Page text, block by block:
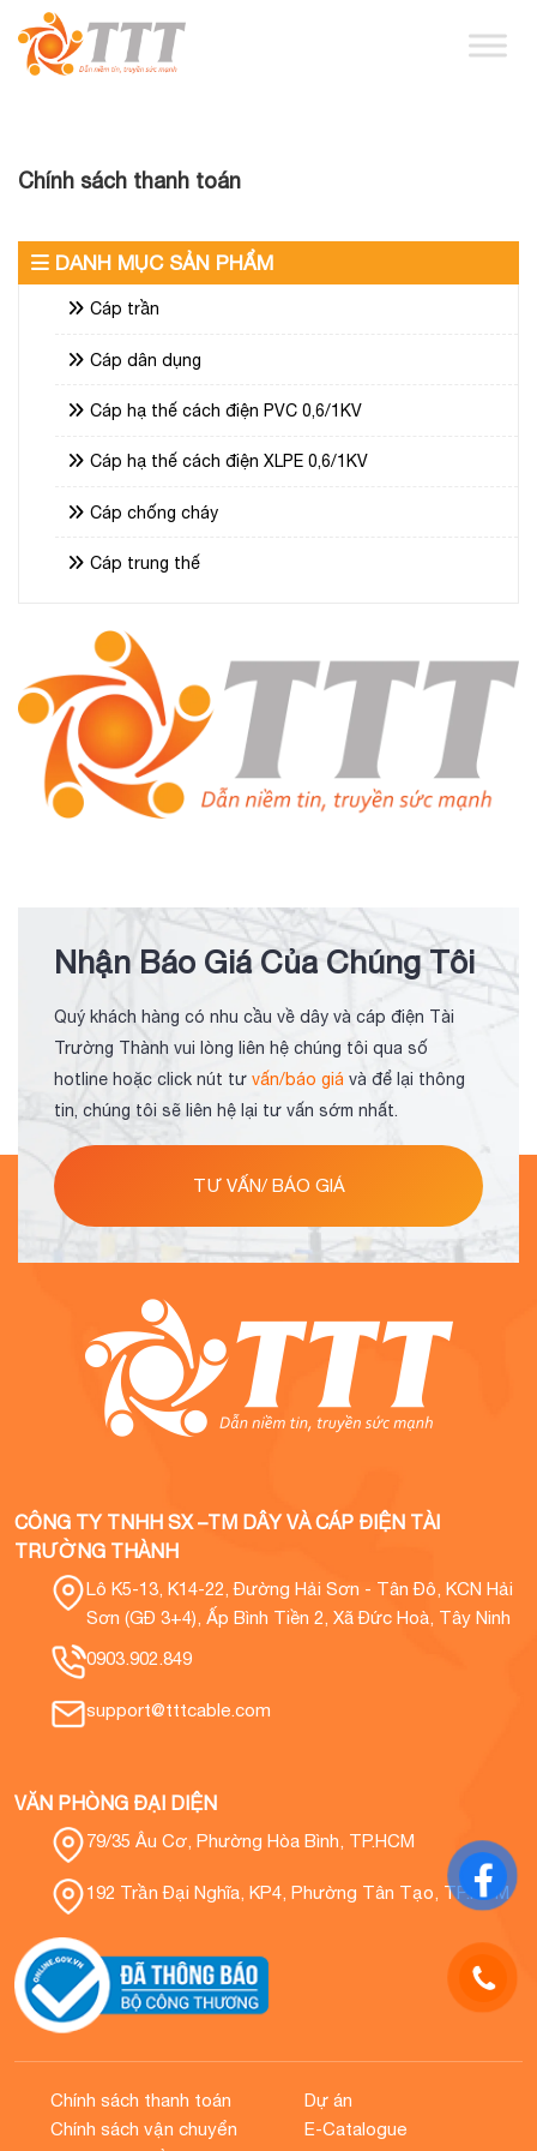
Chính sách thanh toán
DANH MỤC SẢN PHẨM
Cáp trần
Cáp dân dụng
Cáp hạ thế cách điện PVC 0,6/1KV
Cáp hạ thế cách điện XLPE 0,6/1KV
Cáp chống cháy
Cáp trung thế
Nhận Báo Giá Của Chúng Tôi
Quý khách hàng có nhu cầu về dây và cáp điện Tài
Trường Thành vui lòng liên hệ chúng tôi qua số
hotline hoặc click nút tư vấn/báo giá và để lại thông
tin, chúng tôi sẽ liên hệ lại tư vấn sớm nhất.
TƯ VẤN/ BÁO GIÁ
CÔNG TY TNHH SX –TM DÂY VÀ CÁP ĐIỆN TÀI
TRƯỜNG THÀNH
Lô K5-13, K14-22, Đường Hải Sơn - Tân Đô, KCN Hải
Sơn (GĐ 3+4), Ấp Bình Tiền 2, Xã Đức Hoà, Tây Ninh
0903.902.849
support@tttcable.com
VĂN PHÒNG ĐẠI DIỆN
79/35 Âu Cơ, Phường Hòa Bình, TP.HCM
192 Trần Đại Nghĩa, KP4, Phường Tân Tạo, TP.HCM
Chính sách thanh toán
Chính sách vận chuyển
Dự án
E-Catalogue